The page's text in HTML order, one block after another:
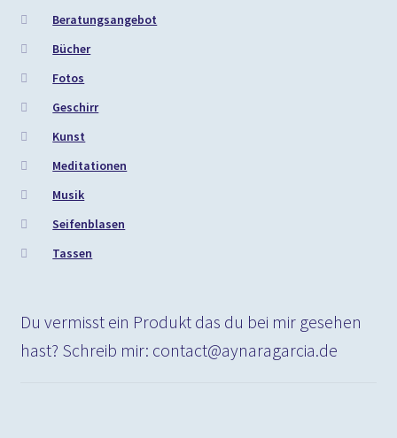
Beratungsangebot
Bücher
Fotos
Geschirr
Kunst
Meditationen
Musik
Seifenblasen
Tassen
Du vermisst ein Produkt das du bei mir gesehen
hast? Schreib mir: contact@aynaragarcia.de